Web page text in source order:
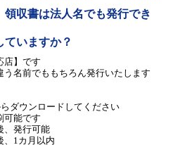
領収書は法人名でも発行でき
ていますか？
店】です
う名前でももちろん発行いたします
ダウンロードしてください
可能です
、発行可能
1カ月以内